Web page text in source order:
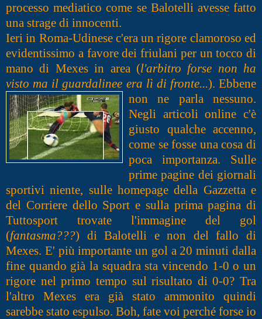
processo mediatico come se Balotelli avesse fatto
una strage di innocenti.
Ieri in Roma-Udinese c'era un rigore clamoroso ed
evidentissimo a favore dei friulani per un tocco di
mano di Mexes in area (l'arbitro forse non ha
visto ma il guardalinee era lì di fronte...). Ebbene
non ne parla nessuno.
Negli articoli online c'è
giusto qualche accenno,
come se fosse una cosa di
poca importanza. Sulle
prime pagine dei giornali
sportivi niente, sulle homepage della Gazzetta e
del Corriere dello Sport e sulla prima pagina di
Tuttosport trovate l'immagine del gol
(fantasma???) di Balotelli e non del fallo di
Mexes. E' più importante un gol a 20 minuti dalla
fine quando già la squadra sta vincendo 1-0 o un
rigore nel primo tempo sul risultato di 0-0? Tra
l'altro Mexes era già stato ammonito quindi
sarebbe stato espulso. Boh, fate voi perché forse io